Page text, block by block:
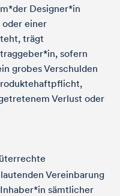
Designer*in
einer
trägt
sofern
grobes Verschulden
Verlust oder
Vereinbarung
sämtlicher